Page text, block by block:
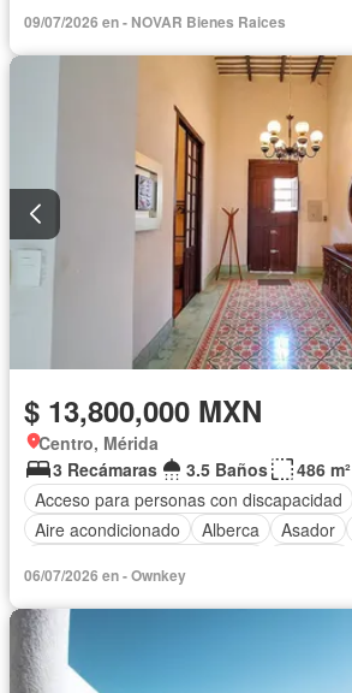
09/07/2026 en - NOVAR Bienes Raices
$ 13,800,000 MXN
Centro, Mérida
3 Recámaras
3.5 Baños
486 m²
Acceso para personas con discapacidad
Aire acondicionado
Alberca Asador
Cuarto de Limpieza
Gas natural
Terraza
Completamente amueblado
06/07/2026 en - Ownkey